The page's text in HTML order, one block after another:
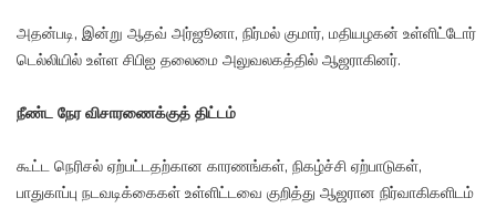
அதன்படி, இன்று ஆதவ் அர்ஜூனா, நிர்மல் குமார், மதியழகன் உள்ளிட்டோர்
டெல்லியில் உள்ள சிபிஐ தலைமை அலுவலகத்தில் ஆஜராகினர்.
நீண்ட நேர விசாரணைக்குத் திட்டம்
கூட்ட நெரிசல் ஏற்பட்டதற்கான காரணங்கள், நிகழ்ச்சி ஏற்பாடுகள்,
பாதுகாப்பு நடவடிக்கைகள் உள்ளிட்டவை குறித்து ஆஜரான நிர்வாகிகளிடம்